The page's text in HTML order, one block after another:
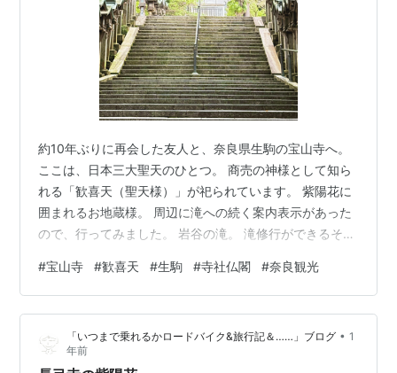
約10年ぶりに再会した友人と、奈良県生駒の宝山寺へ。
ここは、日本三大聖天のひとつ。 商売の神様として知ら
れる「歓喜天（聖天様）」が祀られています。 紫陽花に
囲まれるお地蔵様。 周辺に滝への続く案内表示があった
ので、行ってみました。 岩谷の滝。 滝修行ができるそう
ど。 近くにいるだけでも清々しい。 心地よい時間を過ご
せました。 こちらは近くに咲いていた紫陽花。 ほんのり
ピンク色で美しい。 参拝後のお昼はこちら。 バリ料理
「摩波楽茶屋（マハラジャヤ）」のオムナシゴレン。
https://maharajyaya.net/ 美味しいし、景色も良かった…
#宝山寺 #歓喜天 #生駒 #寺社仏閣 #奈良観光
「いつまで乗れるかロードバイク&旅行記＆……」ブログ • 1
年前